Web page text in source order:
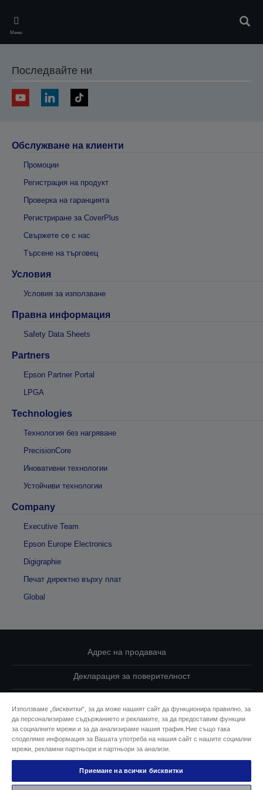
main
content
Меню
Последвайте ни
Обслужване на клиенти
Промоции
Регистрация на продукт
Проверка на гаранцията
Регистриране за CoverPlus
Свържете се с нас
Търсене на търговец
Условия
Условия за използване
Правна информация
Safety Data Sheets
Partners
Epson Partner Portal
LPGA
Technologies
Технология без нагряване
PrecisionCore
Иновативни технологии
Устойчиви технологии
Company
Executive Team
Epson Europe Electronics
Digigraphie
Печат директно върху плат
Global
Адрес на продавача
Декларация за поверителност
Свържете се с нас за Вашите данни
Информация за бисквитките
Ангажимент за достъпност на Epson
Използваме „бисквитки“, за да може нашият сайт да функционира правилно, за
да персонализираме съдържанието и рекламите, за да предоставим функции
за социалните мрежи и за да анализираме нашия трафик.Ние също така
споделяме информация за Вашата употреба на нашия сайт с нашите социални
мрежи, рекламни партньори и партньори за анализи.
Приемане на всички бисквитки